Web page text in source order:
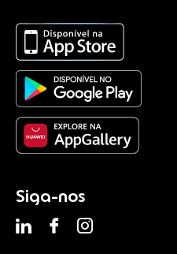
Siga-nos